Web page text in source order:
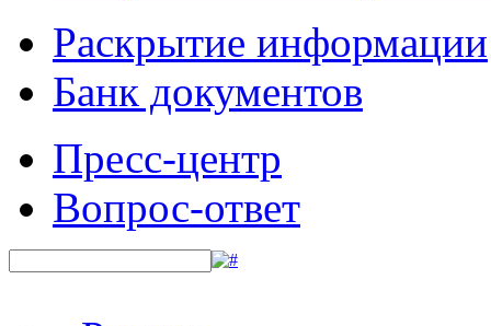
Раскрытие информации
Банк документов
Пресс-центр
Вопрос-ответ